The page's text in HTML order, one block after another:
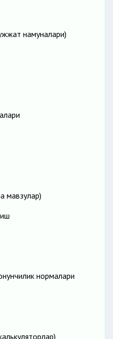
намуналари)
мавзулар)
нормалари